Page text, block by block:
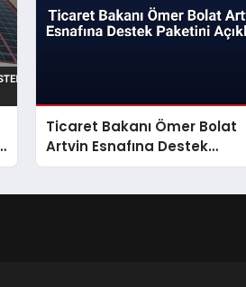
Ticaret Bakanı Ömer Bolat
Artvin Esnafına Destek
Paketini Açıkladı